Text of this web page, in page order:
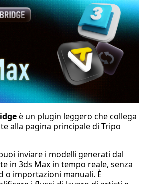
è un plugin leggero che collega
alla pagina principale di Tripo
inviare i modelli generati dal
in 3ds Max in tempo reale, senza
o importazioni manuali. È